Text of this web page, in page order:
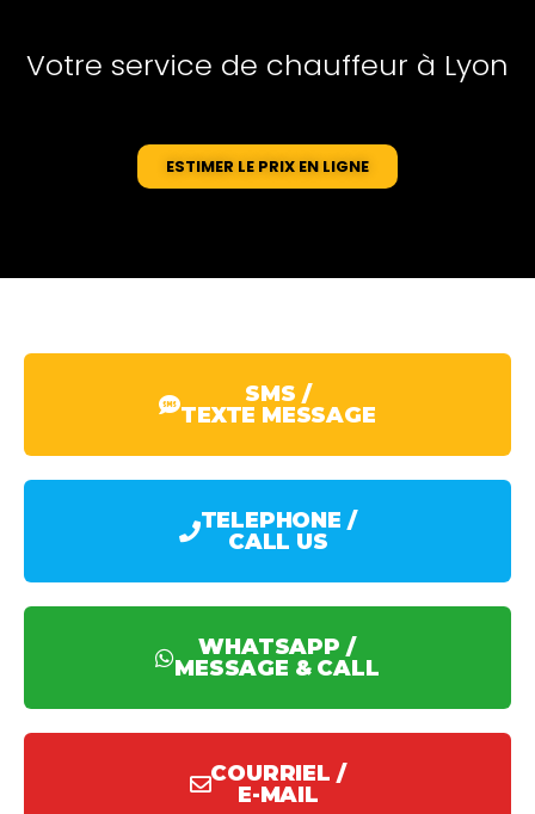
Votre service de chauffeur à Lyon
ESTIMER LE PRIX EN LIGNE
SMS /
TEXTE MESSAGE
TELEPHONE /
CALL US
WHATSAPP /
MESSAGE & CALL
COURRIEL /
E-MAIL